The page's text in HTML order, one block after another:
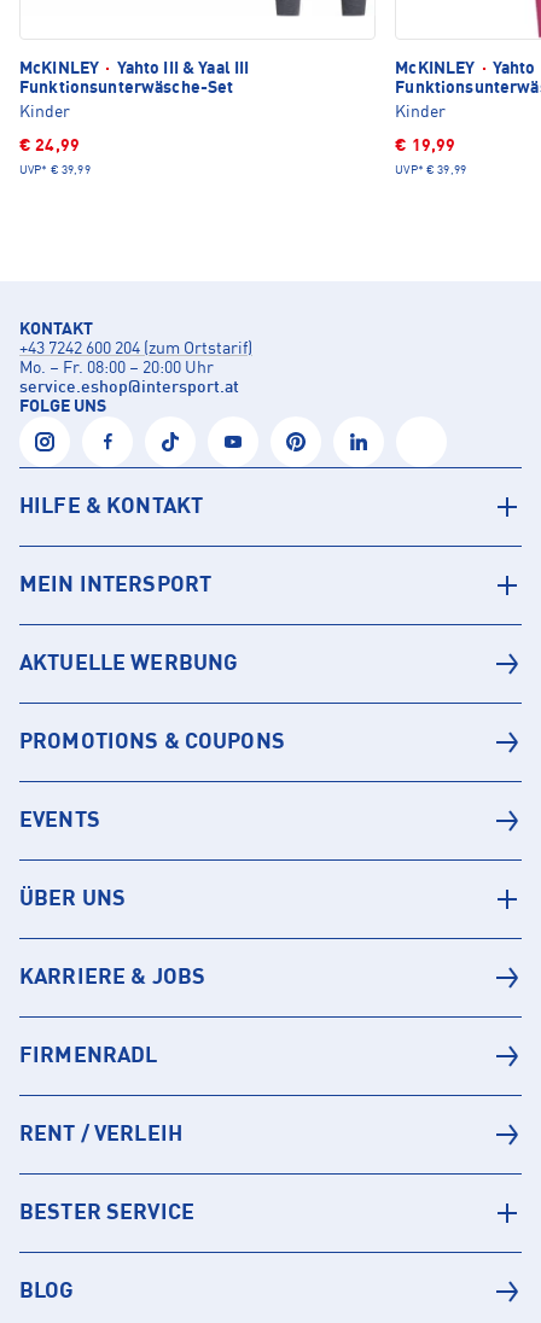
McKINLEY · Yahto III & Yaal III
Funktionsunterwäsche-Set
Kinder
€ 24,99
UVP* € 39,99
McKINLEY · Yahto
Kinder
€ 19,99
UVP* € 39,99
KONTAKT
+43 7242 600 204 (zum Ortstarif)
Mo. – Fr. 08:00 – 20:00 Uhr
service.eshop@intersport.at
FOLGE UNS
HILFE & KONTAKT
MEIN INTERSPORT
AKTUELLE WERBUNG
PROMOTIONS & COUPONS
EVENTS
ÜBER UNS
KARRIERE & JOBS
FIRMENRADL
RENT / VERLEIH
BESTER SERVICE
BLOG